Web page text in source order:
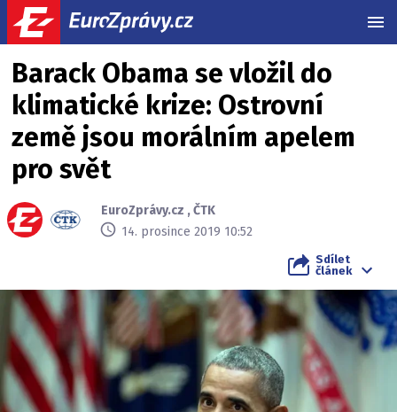
Barack Obama se vložil do
klimatické krize: Ostrovní
země jsou morálním apelem
pro svět
EuroZprávy.cz ,ČTK
14. prosince 2019 10:52
Sdílet
článek